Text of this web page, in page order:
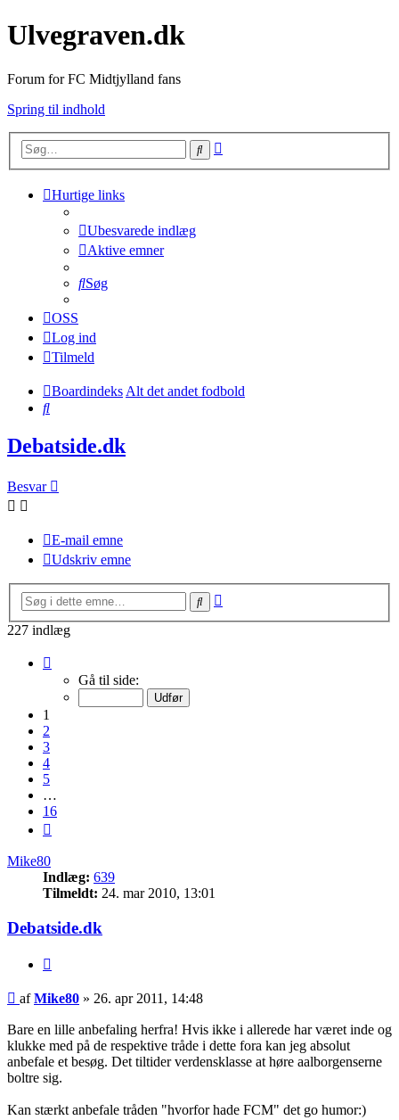
Ulvegraven.dk
Forum for FC Midtjylland fans
Spring til indhold
Søg
Hurtige links
Ubesvarede indlæg
Aktive emner
Søg
OSS
Log ind
Tilmeld
BoardindeksAlt det andet fodbold
Søg
Debatside.dk
Besvar
E-mail emne
Udskriv emne
Søg
227 indlæg
Gå til side:
1
2
3
4
5
…
16
Mike80
Indlæg: 639
Tilmeldt: 24. mar 2010, 13:01
Debatside.dk
Indlæg
afMike80 » 26. apr 2011, 14:48
Bare en lille anbefaling herfra! Hvis ikke i allerede har været inde og
klukke med på de respektive tråde i dette fora kan jeg absolut
anbefale et besøg. Det tiltider verdensklasse at høre aalborgenserne
boltre sig.
Kan stærkt anbefale tråden "hvorfor hade FCM" det go humor:)